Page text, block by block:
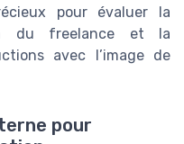
pour évaluer la
du freelance et la
avec l’image de
pour